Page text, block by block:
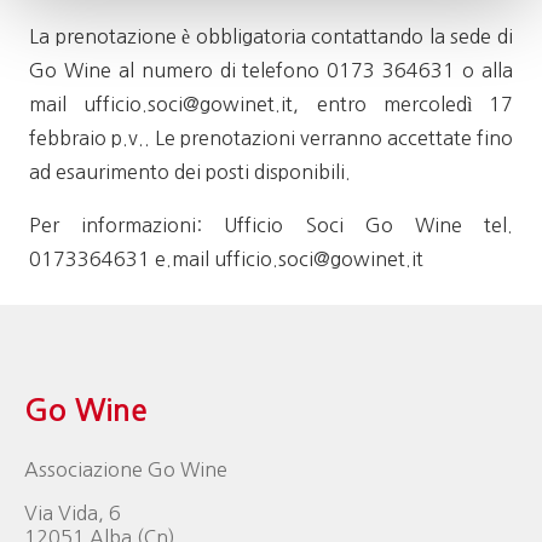
La prenotazione è obbligatoria contattando la sede di
Go Wine al numero di telefono 0173 364631 o alla
mail ufficio.soci@gowinet.it, entro mercoledì 17
febbraio p.v.. Le prenotazioni verranno accettate fino
ad esaurimento dei posti disponibili.
Per informazioni: Ufficio Soci Go Wine tel.
0173364631 e.mail ufficio.soci@gowinet.it
Go Wine
Associazione Go Wine
Via Vida, 6
12051 Alba (Cn)